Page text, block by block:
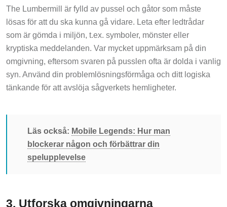
The Lumbermill är fylld av pussel och gåtor som måste
lösas för att du ska kunna gå vidare. Leta efter ledtrådar
som är gömda i miljön, t.ex. symboler, mönster eller
kryptiska meddelanden. Var mycket uppmärksam på din
omgivning, eftersom svaren på pusslen ofta är dolda i vanlig
syn. Använd din problemlösningsförmåga och ditt logiska
tänkande för att avslöja sågverkets hemligheter.
Läs också: Mobile Legends: Hur man
blockerar någon och förbättrar din
spelupplevelse
3. Utforska omgivningarna